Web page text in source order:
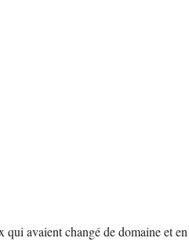
avaient changé de domaine et en